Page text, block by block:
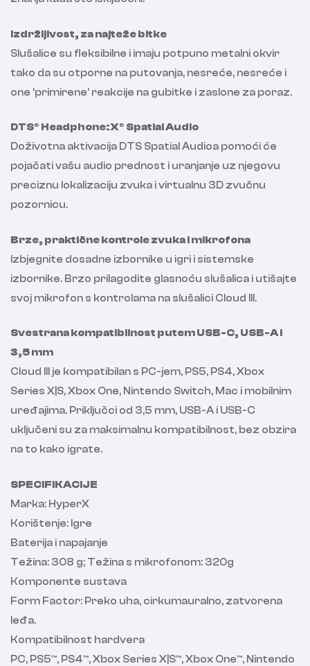
Izdržljivost, za najteže bitke
Slušalice su fleksibilne i imaju potpuno metalni okvir
tako da su otporne na putovanja, nesreće, nesreće i
one ‘primirene’ reakcije na gubitke i zaslone za poraz.
DTS® Headphone:X® Spatial Audio
Doživotna aktivacija DTS Spatial Audioa pomoći će
pojačati vašu audio prednost i uranjanje uz njegovu
preciznu lokalizaciju zvuka i virtualnu 3D zvučnu
pozornicu.
Brze, praktične kontrole zvuka i mikrofona
Izbjegnite dosadne izbornike u igri i sistemske
izbornike. Brzo prilagodite glasnoću slušalica i utišajte
svoj mikrofon s kontrolama na slušalici Cloud III.
Svestrana kompatibilnost putem USB-C, USB-A i
3,5 mm
Cloud III je kompatibilan s PC-jem, PS5, PS4, Xbox
Series X|S, Xbox One, Nintendo Switch, Mac i mobilnim
uređajima. Priključci od 3,5 mm, USB-A i USB-C
uključeni su za maksimalnu kompatibilnost, bez obzira
na to kako igrate.
SPECIFIKACIJE
Marka: HyperX
Korištenje: Igre
Baterija i napajanje
Težina: 308 g; Težina s mikrofonom: 320g
Komponente sustava
Form Factor: Preko uha, cirkumauralno, zatvorena
leđa.
Kompatibilnost hardvera
PC, PS5™, PS4™, Xbox Series X|S™, Xbox One™, Nintendo